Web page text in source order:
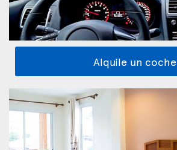
Alquile un coche